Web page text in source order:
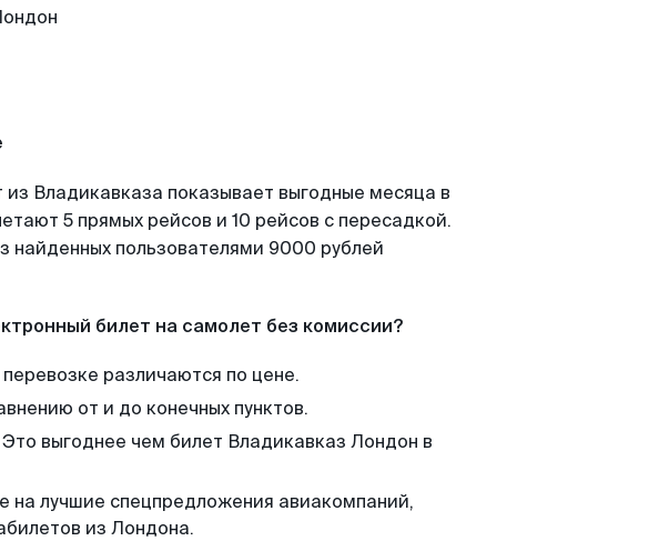
Владикавказа показывает выгодные месяца в
5 прямых рейсов и 10 рейсов с пересадкой.
найденных пользователями 9000 рублей
билет на самолет без комиссии?
различаются по цене.
от и до конечных пунктов.
выгоднее чем билет Владикавказ Лондон в
на лучшие спецпредложения авиакомпаний,
из Лондона.